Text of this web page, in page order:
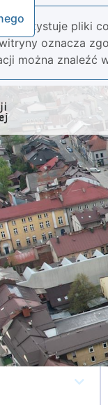
pliki
oznacza
można znaleźć